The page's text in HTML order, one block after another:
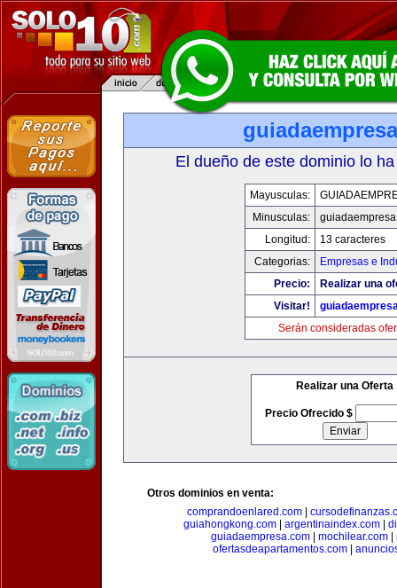
El dueño de este dominio lo
Mayusculas:
Minusculas:
Longitud:
13 caracteres
Categorias:
Empresas e
Precio:
Realizar una
Visitar!
Serán consideradas
Realizar una Oferta
Precio Ofrecido $
Otros dominios en venta:
comprandoenlared.com|
guiahongkong.com| argentinaindex.com|
guiadaempresa.com
mochilear.com
ofertasdeapartamentos.com